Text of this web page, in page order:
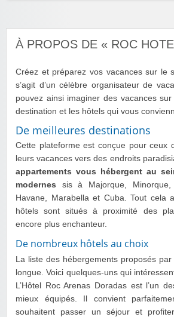
À PROPOS DE « ROC
Créez et préparez vos vacances sur le
s’agit d’un célèbre organisateur de
pouvez ainsi imaginer des vacances
destination et les hôtels qui vous
De meilleures destinations
Cette plateforme est conçue pour ceux
leurs vacances vers des endroits
appartements vous hébergent au
modernes sis à Majorque,
Havane, Marabella et Cuba. Tout cela
hôtels sont situés à proximité des
encore plus enchanteur.
De nombreux hôtels au choix
La liste des hébergements proposés
longue. Voici quelques-uns qui
L’Hôtel Roc Arenas Doradas est l’un
mieux équipés. Il convient
souhaitent passer un séjour et